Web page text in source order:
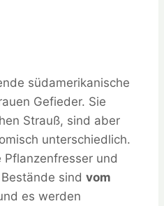
südamerikanische
Gefieder. Sie
Strauß, sind aber
unterschiedlich.
und
sind vom
es werden